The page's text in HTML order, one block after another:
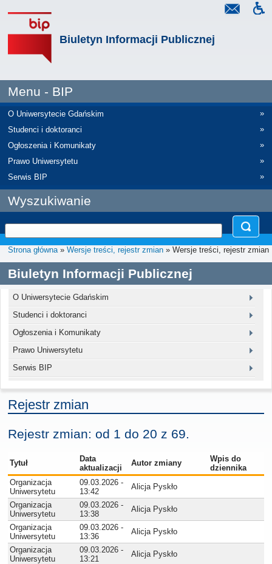
Biuletyn Informacji Publicznej
Menu - BIP
O Uniwersytecie Gdańskim
»
Studenci i doktoranci
»
Ogłoszenia i Komunikaty
»
Prawo Uniwersytetu
»
Serwis BIP
»
Wyszukiwanie
Strona główna» Wersje treści, rejestr zmian » Wersje treści, rejestr zmian
Biuletyn Informacji Publicznej
O Uniwersytecie Gdańskim
Studenci i doktoranci
Ogłoszenia i Komunikaty
Prawo Uniwersytetu
Serwis BIP
Rejestr zmian
Rejestr zmian: od 1 do 20 z 69.
Tytuł
Data
aktualizacji
Autor zmiany
Wpis do
dziennika
Organizacja
Uniwersytetu
09.03.2026 -
13:42
Alicja Pyskło
Organizacja
Uniwersytetu
09.03.2026 -
13:38
Alicja Pyskło
Organizacja
Uniwersytetu
09.03.2026 -
13:36
Alicja Pyskło
Organizacja
Uniwersytetu
09.03.2026 -
13:21
Alicja Pyskło